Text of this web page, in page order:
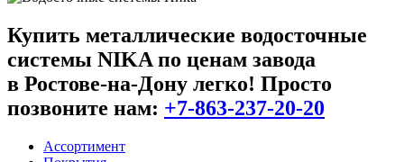
Купить металлические водосточные
системы NIKA по ценам завода
в Ростове-на-Дону легко! Просто
позвоните нам: +7-863-237-20-20
Ассортимент